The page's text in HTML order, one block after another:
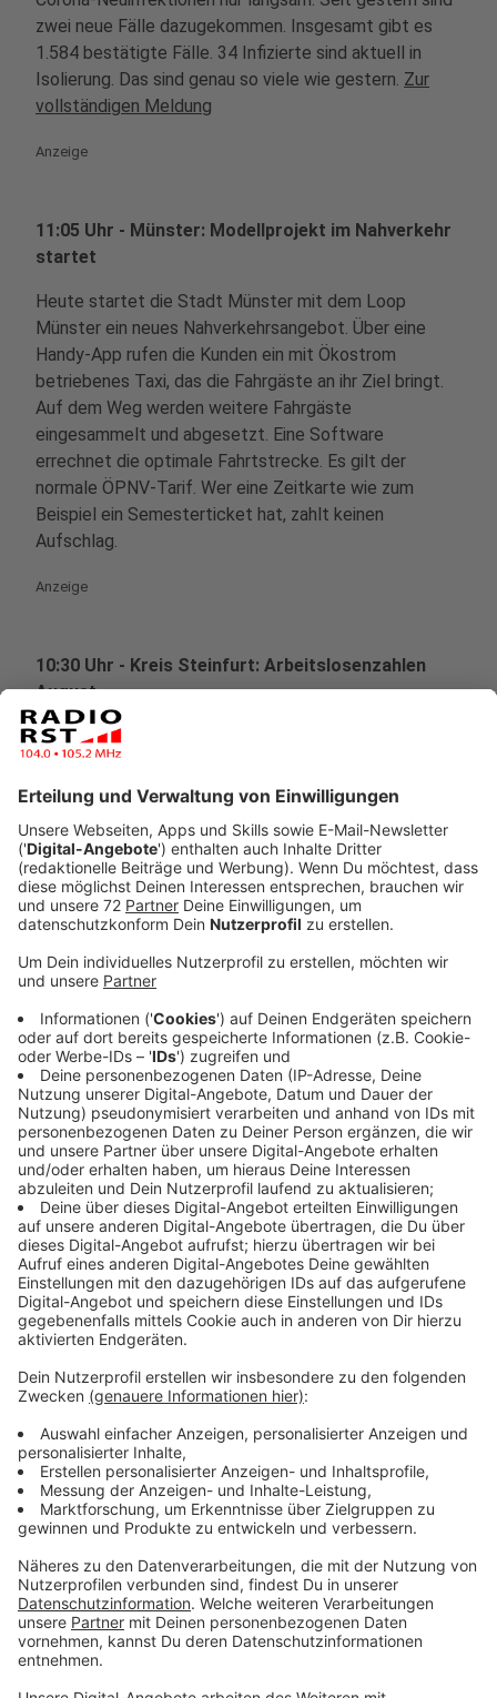
zwei neue Fälle dazugekommen. Insgesamt gibt es
1.584 bestätigte Fälle. 34 Infizierte sind aktuell in
Isolierung. Das sind genau so viele wie gestern. Zur
vollständigen Meldung
Anzeige
11:05 Uhr - Münster: Modellprojekt im Nahverkehr
startet
Heute startet die Stadt Münster mit dem Loop
Münster ein neues Nahverkehrsangebot. Über eine
Handy-App rufen die Kunden ein mit Ökostrom
betriebenes Taxi, das die Fahrgäste an ihr Ziel bringt.
Auf dem Weg werden weitere Fahrgäste
eingesammelt und abgesetzt. Eine Software
errechnet die optimale Fahrtstrecke. Es gilt der
normale ÖPNV-Tarif. Wer eine Zeitkarte wie zum
Beispiel ein Semesterticket hat, zahlt keinen
Aufschlag.
Anzeige
10:30 Uhr - Kreis Steinfurt: Arbeitslosenzahlen
August
Die Zahl der Arbeitslosen ist im August nur leicht
gestiegen. 12.967 Menschen hatten keinen Job. Das
sind 133 mehr als im Vormonat. Die Arbeitslosenquote
Arbeitslosigkeit ist laut Arbeitsagentur Rheine für
August typisch. Corona wirke sich so gut wie gar nicht
auf den Arbeitsmarkt aus.Zur vollständigen Meldung
09:55 Uhr - Region: Netzschau Angriffe auf Jens
Spahn
Bundesgesundheitsminister Spahn aus Ahaus ist am
Wochenende von Demonstranten unter anderen mit
schwulenfeindlichen Äußerungen beschimpft und
bespuckt worden. Er warnt davor, die Vorfälle und die
Bilder der Demo in Berlin überzubewerten. Sie
spiegelten nicht die Gesamtstimmung im Land wider,
sagte Spahn im ZDF.
Michael aus Steinfurt schreibt auf unserer Facebook-
Seite: ich bin kein Fan von dem, aber sowas geht gar
nicht. Elke aus Borghorst postet: Es wird immer andere
Meinungen geben, nur wie man versucht sie
durchzuführen, zeigt den wahren Charakter! Für Hans
aus Laggenbeck ist bespucken unterstes Niveau. Man
soll ja viel diskutieren, aber die Politiker sollten sich
die Kritiken auch mal zu Herzen nehmen. Und Bri
schreibt: So was geht überhaupt nicht. Jemanden
anzuspucken menschenverachtend. Bin schockiert,
dass einige hier das in Ordnung finden.
Anzeige
08:10 Uhr - Region: Schulen halten teilweise an